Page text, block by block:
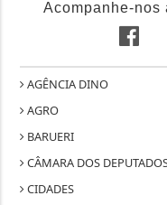
Acompanhe-nos
AGÊNCIA DINO
AGRO
BARUERI
CÂMARA DOS
CIDADES